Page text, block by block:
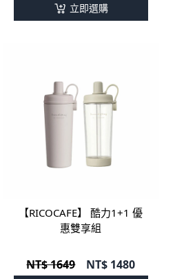
立即選購
【RICOCAFE】 酷力1+1 優
惠雙享組
NT$ 1649 NT$ 1480